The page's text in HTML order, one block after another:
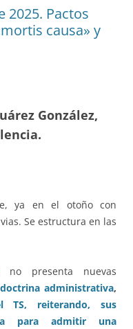
2025. Pactos
causa» y
González,
ya en el otoño con
Se estructura en las
no presenta nuevas
administrativa,
TS, reiterando, sus
para admitir una